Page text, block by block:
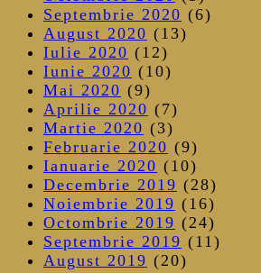
Septembrie 2020 (6)
August 2020 (13)
Iulie 2020 (12)
Iunie 2020 (10)
Mai 2020 (9)
Aprilie 2020 (7)
Martie 2020 (3)
Februarie 2020 (9)
Ianuarie 2020 (10)
Decembrie 2019 (28)
Noiembrie 2019 (16)
Octombrie 2019 (24)
Septembrie 2019 (11)
August 2019 (20)